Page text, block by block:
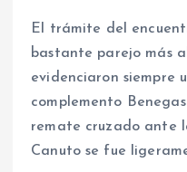
El trámite del
bastante parejo más
evidenciaron siempre
complemento
remate cruzado ante
Canuto se fue